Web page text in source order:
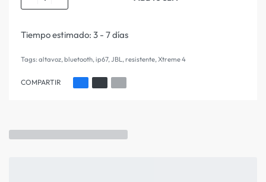
Tiempo estimado: 3 - 7 días
Tags: altavoz,bluetooth,ip67,JBL,resistente,Xtreme 4
COMPARTIR